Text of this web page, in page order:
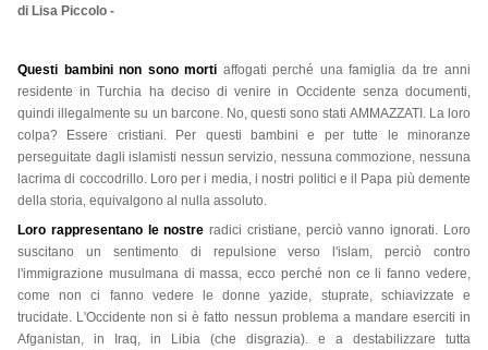
di Lisa Piccolo -
Questi bambini non sono morti affogati perché una famiglia da tre anni
residente in Turchia ha deciso di venire in Occidente senza documenti,
quindi illegalmente su un barcone. No, questi sono stati AMMAZZATI. La loro
colpa? Essere cristiani. Per questi bambini e per tutte le minoranze
perseguitate dagli islamisti nessun servizio, nessuna commozione, nessuna
lacrima di coccodrillo. Loro per i media, i nostri politici e il Papa più demente
della storia, equivalgono al nulla assoluto.
Loro rappresentano le nostreradici cristiane, perciò vanno ignorati. Loro
suscitano un sentimento di repulsione verso l'islam, perciò contro
l'immigrazione musulmana di massa, ecco perché non ce li fanno vedere,
come non ci fanno vedere le donne yazide, stuprate, schiavizzate e
trucidate. L'Occidente non si è fatto nessun problema a mandare eserciti in
Afganistan, in Iraq, in Libia (che disgrazia). e a destabilizzare tutta